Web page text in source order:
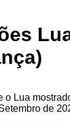
o Lua
de